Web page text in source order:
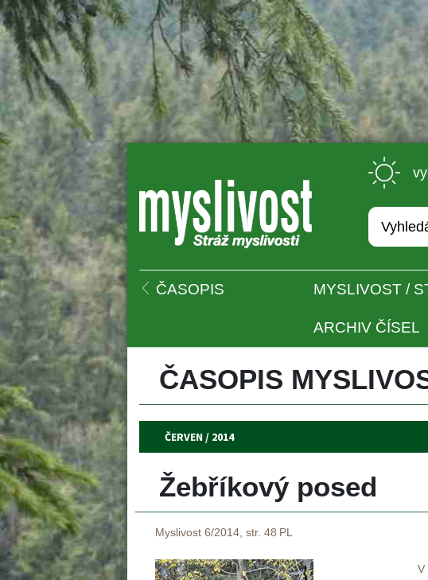
ČASOPIS MYSLIVOST /
ARCHIV ČÍSEL
ČASOPIS
ČERVEN / 2014
Žebříkový posed
Myslivost 6/2014, str. 48 PL